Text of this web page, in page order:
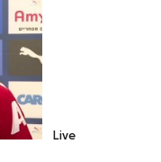
Live